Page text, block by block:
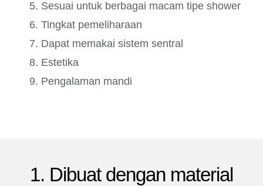
Sesuai untuk berbagai macam tipe shower
Tingkat pemeliharaan
Dapat memakai sistem sentral
Estetika
Pengalaman mandi
1. Dibuat dengan material